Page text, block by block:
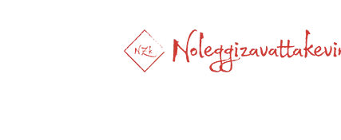
Skip to main content